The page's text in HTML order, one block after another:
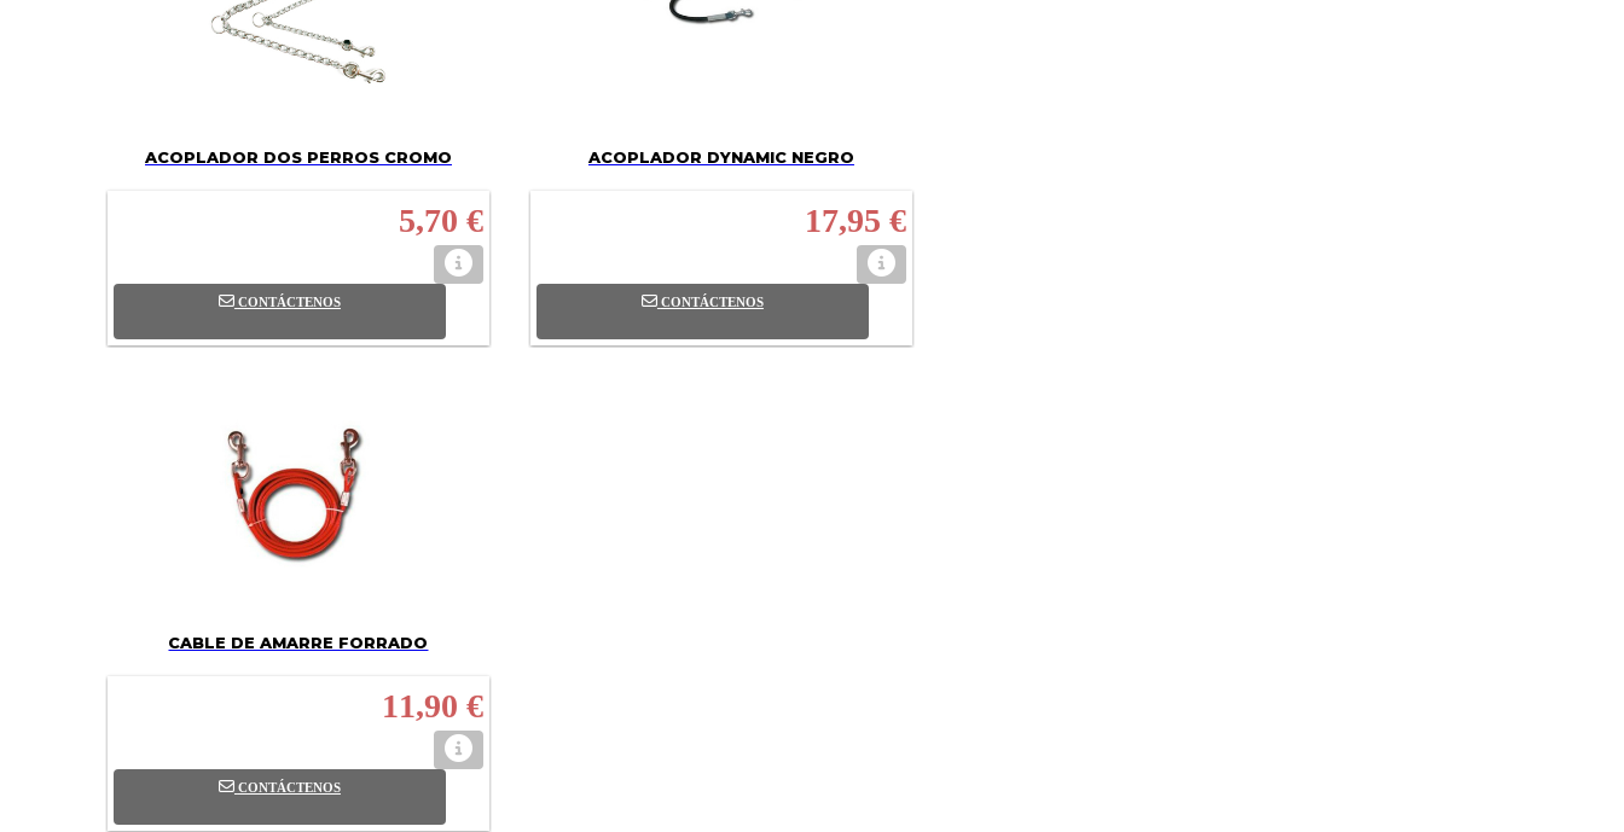
ACOPLADOR DOS PERROS CROMO
5,70 €
CONTÁCTENOS
ACOPLADOR DYNAMIC NEGRO
17,95 €
CONTÁCTENOS
CABLE DE AMARRE FORRADO
11,90 €
CONTÁCTENOS